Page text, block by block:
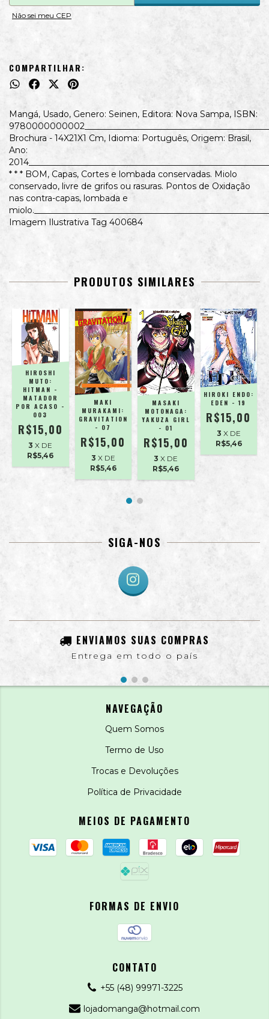
Não sei meu CEP
COMPARTILHAR:
Mangá, Usado, Genero: Seinen, Editora: Nova Sampa, ISBN:
Brochura - 14X21X1 Cm, Idioma: Português, Origem: Brasil,
Ano:
* * * BOM, Capas, Cortes e lombada conservadas. Miolo
conservado, livre de grifos ou rasuras. Pontos de Oxidação
nas contra-capas, lombada e
Imagem Ilustrativa Tag 400684
PRODUTOS SIMILARES
HIROSHI
MUTO:
HITMAN -
MATADOR
POR ACASO -
003
R$15,00
3 X DE
R$5,46
MAKI
MURAKAMI:
GRAVITATION
- 07
R$15,00
3 X DE
R$5,46
MASAKI
MOTONAGA:
YAKUZA GIRL
- 01
R$15,00
3 X DE
R$5,46
HIROKI ENDO:
EDEN - 19
R$15,00
3 X DE
R$5,46
SIGA-NOS
ENVIAMOS SUAS COMPRAS
Entrega em todo o país
NAVEGAÇÃO
Quem Somos
Termo de Uso
Trocas e Devoluções
Política de Privacidade
MEIOS DE PAGAMENTO
FORMAS DE ENVIO
CONTATO
+55 (48) 99971-3225
lojadomanga@hotmail.com